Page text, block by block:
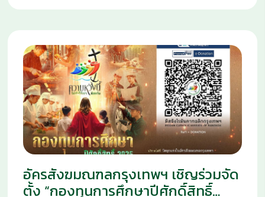
เป็นการสิ้นสุดอย่างเป็นทางการของปีศักดิ์สิทธิ์ยูบีลี
แห่งความหวังที่เริ่มต้นมาตั้งแต่วันที่ 24 ธันวาคม ค.ศ.
2024 การปิดประตูศักดิ์สิทธิ์ครั้งนี้เป็นสัญลักษณ์
ของการสิ้นสุดช่วงเวลาหลายเดือนที่ผู้แสวงบุญนับไม่
ถ้วนได้ก้าวผ่านธรณีประตูแห่งพระเมตตา เพื่อเดิน
ทางไปสู่สิ่งที่พระสันตะปาปาทรงเรียกว่า “เยรูซาเล็ม
ใหม่ เมืองที่มีประตูเปิดอยู่เสมอ” โหราจารย์และ
กษัตริย์เฮโรด ในบทเทศน์ พระสันตะปาปาทรง
ไตร่ตรองพระวรสารนักบุญมัทธิว โดยเน้นถึงความปีติ
ยินดีของโหราจารย์และความหวาดกลัวของกษัตริย์เฮ
อัครสังฆมณฑลกรุงเทพฯ เชิญร่วมจัด
ตั้ง “กองทุนการศึกษาปีศักดิ์สิทธิ์